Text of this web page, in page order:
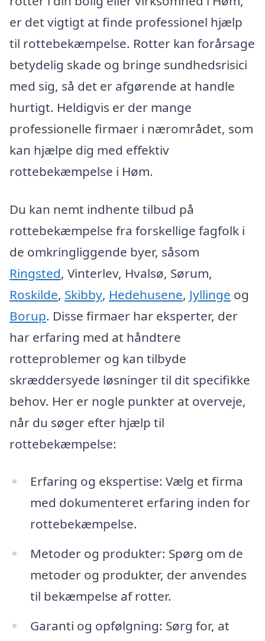
er det vigtigt at finde professionel hjælp
til rottebekæmpelse. Rotter kan forårsage
betydelig skade og bringe sundhedsrisici
med sig, så det er afgørende at handle
hurtigt. Heldigvis er der mange
professionelle firmaer i nærområdet, som
kan hjælpe dig med effektiv
rottebekæmpelse i Høm.
Du kan nemt indhente tilbud på
rottebekæmpelse fra forskellige fagfolk i
de omkringliggende byer, såsom
Ringsted, Vinterlev, Hvalsø, Sørum,
Roskilde, Skibby, Hedehusene, Jyllinge og
Borup. Disse firmaer har eksperter, der
har erfaring med at håndtere
rotteproblemer og kan tilbyde
skræddersyede løsninger til dit specifikke
behov. Her er nogle punkter at overveje,
når du søger efter hjælp til
rottebekæmpelse:
Erfaring og ekspertise: Vælg et firma
med dokumenteret erfaring inden for
rottebekæmpelse.
Metoder og produkter: Spørg om de
metoder og produkter, der anvendes
til bekæmpelse af rotter.
Garanti og opfølgning: Sørg for, at